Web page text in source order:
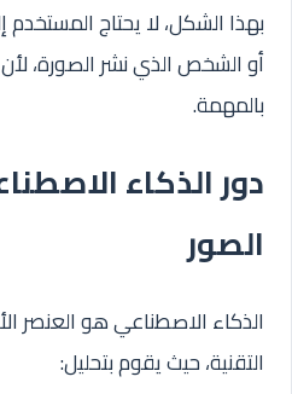
بهذا الشكل، لا يحتاج
أو الشخص الذي نشر الصورة،
بالمهمة.
دور الذكاء
الصور
الذكاء الاصطناعي هو
التقنية، حيث يقوم بتحليل: